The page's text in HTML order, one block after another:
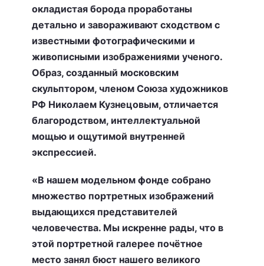
окладистая борода проработаны
детально и завораживают сходством с
известными фотографическими и
живописными изображениями ученого.
Образ, созданный московским
скульптором, членом Союза художников
РФ Николаем Кузнецовым, отличается
благородством, интеллектуальной
мощью и ощутимой внутренней
экспрессией.
«В нашем модельном фонде собрано
множество портретных изображений
выдающихся представителей
человечества. Мы искренне рады, что в
этой портретной галерее почётное
место занял бюст нашего великого